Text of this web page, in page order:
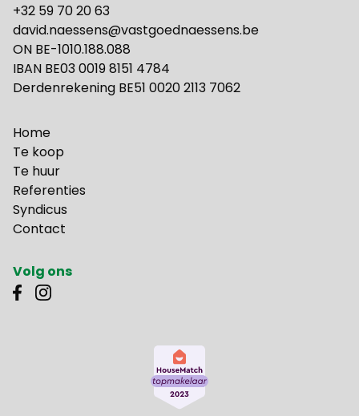
+32 59 70 20 63
david.naessens@vastgoednaessens.be
ON BE-1010.188.088
IBAN BE03 0019 8151 4784
Derdenrekening BE51 0020 2113 7062
Home
Te koop
Te huur
Referenties
Syndicus
Contact
Volg ons